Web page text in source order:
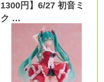
1300円】6/27 初音ミ
ク …